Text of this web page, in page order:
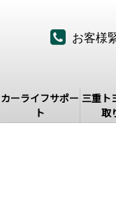
お客様
カーライフサポー
ト
三重ト
取